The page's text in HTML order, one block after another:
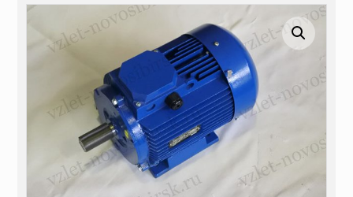
Увеличить изображение